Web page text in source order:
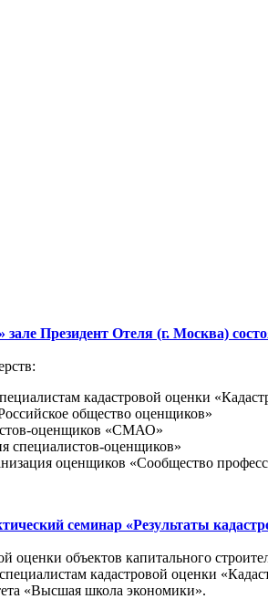
Президент Отеля (г. Москва)
кадастровой оценки
общество оценщиков»
оценщиков «СМАО»
специалистов-оценщиков»
оценщиков «Сообщество
семинар «Результаты
оценки объектов капитального
кадастровой оценки
«Высшая школа экономики».